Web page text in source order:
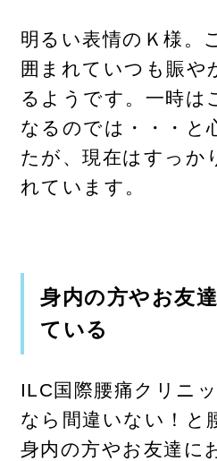
明るい表情のＫ様。
囲まれていつも賑や
るようです。一時は
なるのでは・・・と
たが、現在はすっか
れています。
身内の方やお友
ている
ILC国際腰痛クリニ
なら間違いない！と
身内の方やお友達に